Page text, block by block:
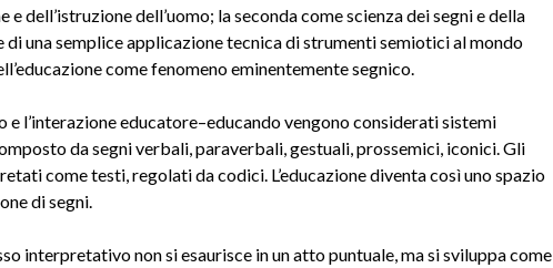
dell’istruzione dell’uomo; la seconda come scienza dei segni e della
una semplice applicazione tecnica di strumenti semiotici al mondo
come fenomeno eminentemente segnico.
l’interazione educatore–educando vengono considerati sistemi
da segni verbali, paraverbali, gestuali, prossemici, iconici. Gli
come testi, regolati da codici. L’educazione diventa così uno spazio
di segni.
interpretativo non si esaurisce in un atto puntuale, ma si sviluppa come